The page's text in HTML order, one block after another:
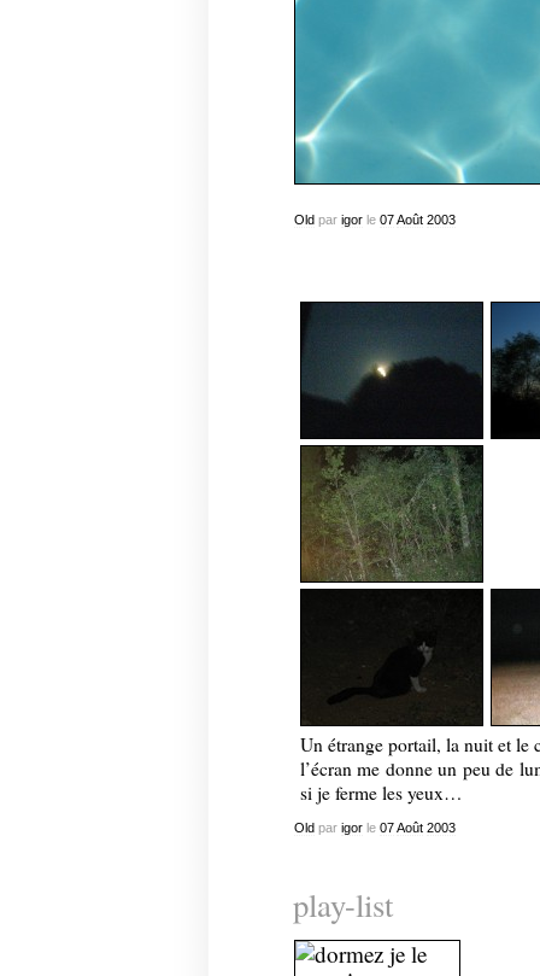
Oldpar igorle 07 Août 2003
Un étrange portail, la nuit et le
l’écran me donne un peu de
si je ferme les yeux…
Oldpar igorle 07 Août 2003
play-list